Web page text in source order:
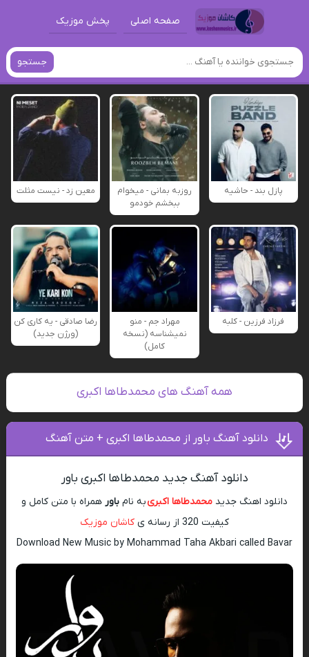
صفحه اصلی پخش موزیک
جستجو
پازل بند - حاشیه
روزبه بمانی - میخوام
ببخشم خودمو
معین زد - نیست مثلت
فرزاد فرزین - کلبه
مهراد جم - منو
نمیشناسه (نسخه
کامل)
رضا صادقی - یه کاری کن
(ورژن جدید)
همه آهنگ های محمدطاها اکبری
دانلود آهنگ باور از محمدطاها اکبری + متن آهنگ
دانلود آهنگ جدید محمدطاها اکبری باور
دانلود اهنگ جدید محمدطاها اکبریبه نام باور همراه با متن کامل و
کیفیت 320 از رسانه ی
کاشان موزیک
Download New Music by Mohammad Taha Akbari called Bavar